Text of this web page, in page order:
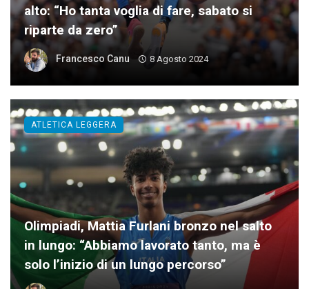
alto: “Ho tanta voglia di fare, sabato si
riparte da zero”
Francesco Canu 8 Agosto 2024
Olimpiadi, Mattia Furlani bronzo nel salto
in lungo: “Abbiamo lavorato tanto, ma è
solo l’inizio di un lungo percorso”
ATLETICA LEGGERA